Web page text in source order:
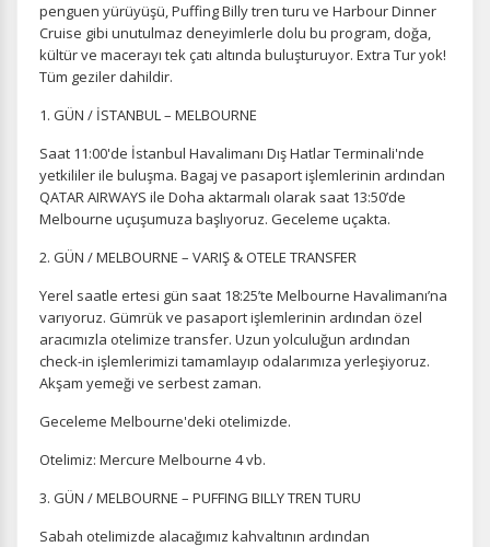
penguen yürüyüşü, Puffing Billy tren turu ve Harbour Dinner
Cruise gibi unutulmaz deneyimlerle dolu bu program, doğa,
kültür ve macerayı tek çatı altında buluşturuyor. Extra Tur yok!
Tüm geziler dahildir.
1. GÜN / İSTANBUL – MELBOURNE
Saat 11:00'de İstanbul Havalimanı Dış Hatlar Terminali'nde
yetkililer ile buluşma. Bagaj ve pasaport işlemlerinin ardından
QATAR AIRWAYS ile Doha aktarmalı olarak saat 13:50’de
Melbourne uçuşumuza başlıyoruz. Geceleme uçakta.
2. GÜN / MELBOURNE – VARIŞ & OTELE TRANSFER
Yerel saatle ertesi gün saat 18:25’te Melbourne Havalimanı’na
varıyoruz. Gümrük ve pasaport işlemlerinin ardından özel
aracımızla otelimize transfer. Uzun yolculuğun ardından
check-in işlemlerimizi tamamlayıp odalarımıza yerleşiyoruz.
Akşam yemeği ve serbest zaman.
Geceleme Melbourne'deki otelimizde.
Otelimiz: Mercure Melbourne 4 vb.
3. GÜN / MELBOURNE – PUFFING BILLY TREN TURU
Sabah otelimizde alacağımız kahvaltının ardından